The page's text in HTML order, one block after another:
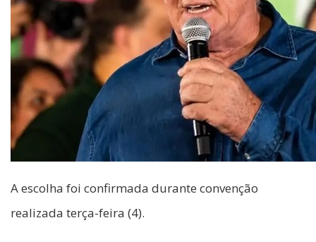
A escolha foi confirmada durante convenção
realizada terça-feira (4).